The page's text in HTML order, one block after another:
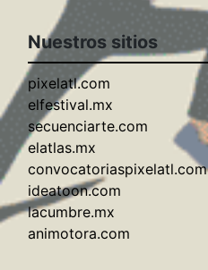
Nuestros sitios
pixelatl.com
elfestival.mx
secuenciarte.com
elatlas.mx
convocatoriaspixelatl.com
ideatoon.com
lacumbre.mx
animotora.com